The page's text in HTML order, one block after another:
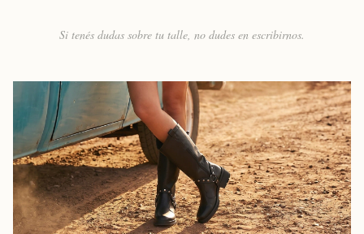
Si tenés dudas sobre tu talle, no dudes en escribirnos.